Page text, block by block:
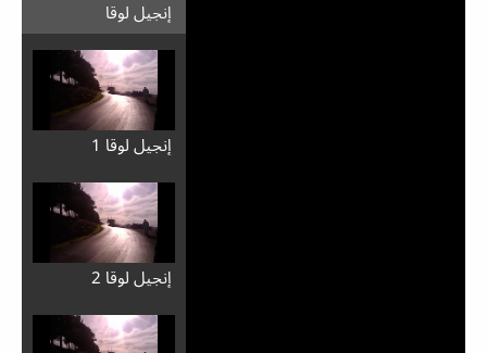
إِنجيل لوقا
إِنجيل لوقا 1
إِنجيل لوقا 2